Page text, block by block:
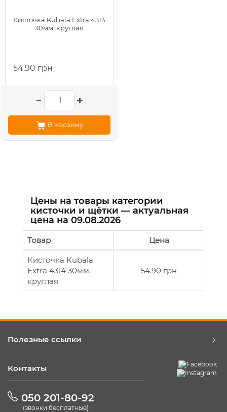
Кисточка Kubala Extra 4314
30мм, круглая
54.90 грн
В корзину
Цены на товары категории
кисточки и щётки — актуальная
цена на 09.08.2026
Товар Цена
Кисточка Kubala
Extra 4314 30мм,
круглая
54.90 грн
Полезные ссылки
Контакты
050 201-80-92
(звонки бесплатные)